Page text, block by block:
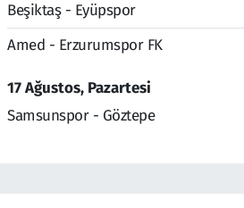
Beşiktaş - Eyüpspor
Amed - Erzurumspor FK
17 Ağustos, Pazartesi
Samsunspor - Göztepe